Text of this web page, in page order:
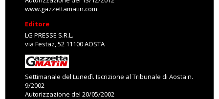
www.gazzettamatin.com
Editore
LG PRESSE S.R.L.
via Festaz, 52 11100 AOSTA
Settimanale del Lunedì. Iscrizione al Tribunale di Aosta n.
9/2002
Autorizzazione del 20/05/2002